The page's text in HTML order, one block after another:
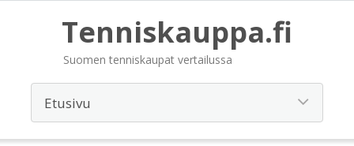
Tenniskauppa.fi
Suomen tenniskaupat vertailussa